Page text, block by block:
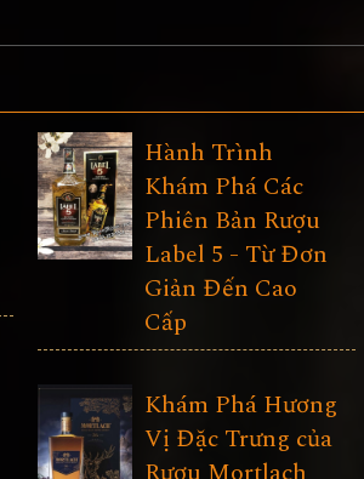
Hành Trình
Khám Phá Các
Phiên Bản Rượu
Label 5 - Từ Đơn
Giản Đến Cao
Cấp
Khám Phá Hương
Vị Đặc Trưng của